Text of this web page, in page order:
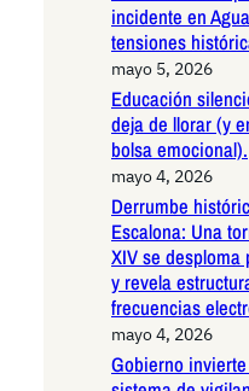
incidente en
tensiones
mayo 5, 2026
Educación
deja de llorar (y
bolsa emocional).
mayo 4, 2026
Derrumbe
Escalona: Una
XIV se
y revela
frecuencias
mayo 4, 2026
Gobierno